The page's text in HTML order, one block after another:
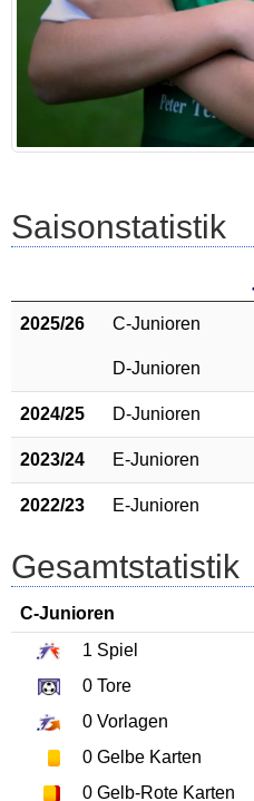
Saisonstatistik
2025/26 C-Junioren
D-Junioren
2024/25 D-Junioren
2023/24 E-Junioren
2022/23 E-Junioren
Gesamtstatistik
C-Junioren
1 Spiel
0 Tore
0 Vorlagen
0 Gelbe Karten
0 Gelb-Rote Karten